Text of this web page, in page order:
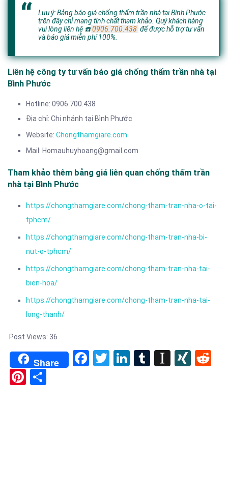
Lưu ý: Bảng báo giá chống thấm trần nhà tại Bình Phước
trên đây chỉ mang tính chất tham khảo. Quý khách hàng
vui lòng liên hệ ☎️0906.700.438 để được hỗ trợ tư vấn
và báo giá miễn phí 100%.
Liên hệ công ty tư vấn báo giá chống thấm trần nhà tại
Bình Phước
Hotline: 0906.700.438
Địa chỉ: Chi nhánh tại Bình Phước
Website: Chongthamgiare.com
Mail: Homauhuyhoang@gmail.com
Tham khảo thêm bảng giá liên quan chống thấm trần
nhà tại Bình Phước
https://chongthamgiare.com/chong-tham-tran-nha-o-tai-
tphcm/
https://chongthamgiare.com/chong-tham-tran-nha-bi-
nut-o-tphcm/
https://chongthamgiare.com/chong-tham-tran-nha-tai-
bien-hoa/
https://chongthamgiare.com/chong-tham-tran-nha-tai-
long-thanh/
Post Views: 36
Share Facebook
TwitterLinkedIn
Tumblr
Pinterest